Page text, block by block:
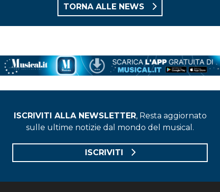
TORNA ALLE NEWS
ISCRIVITI ALLA NEWSLETTER, Resta aggiornato
sulle ultime notizie dal mondo del musical.
ISCRIVITI